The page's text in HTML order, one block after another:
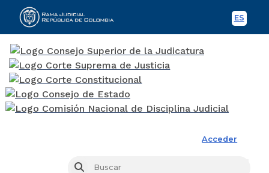
ES
Acceder
Buscar